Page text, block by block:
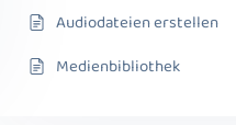
Audiodateien erstellen
Medienbibliothek